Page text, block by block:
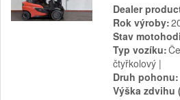
Dealer
Rok výroby
Stav
Typ vozíku
čtyřkolový
Druh pohonu
Výška zdvihu